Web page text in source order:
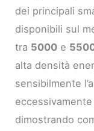
dei principali
disponibili sul
tra 5000 e
alta densità
sensibilmente
dimostrando